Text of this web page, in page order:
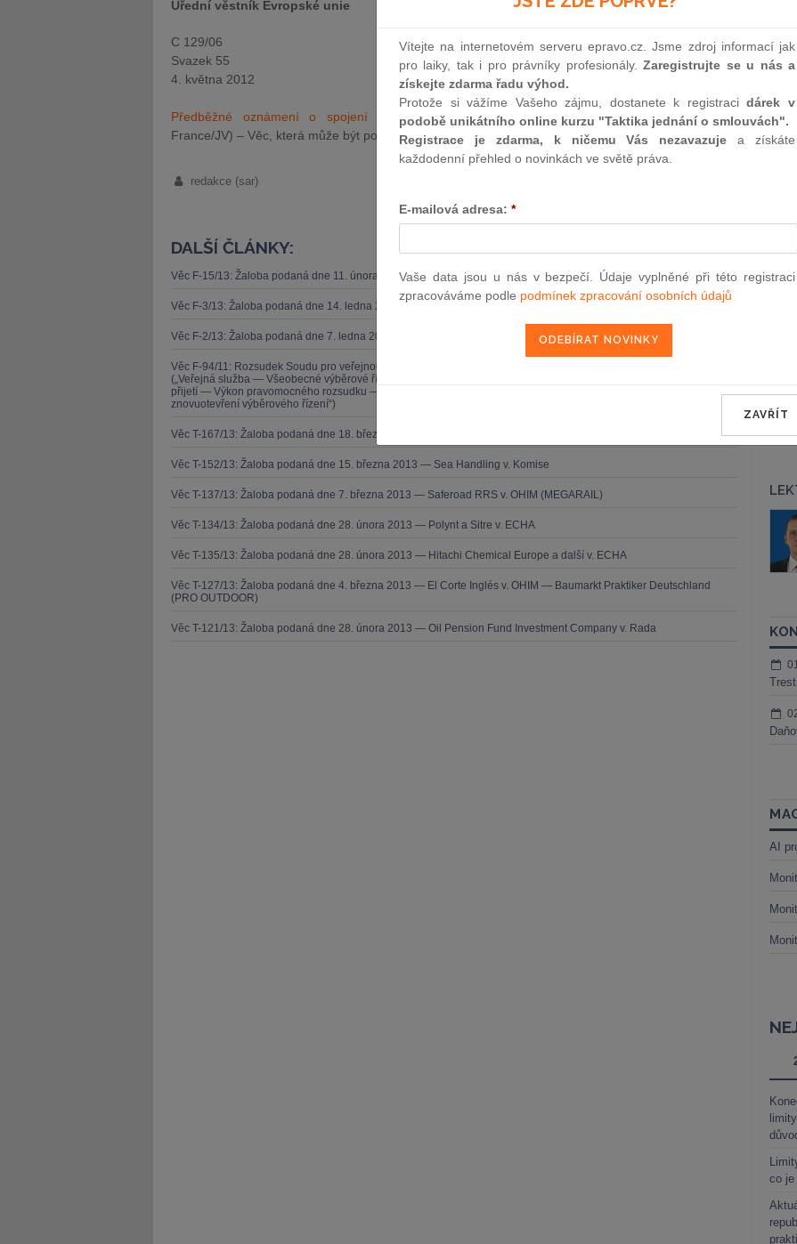
Úřední věstník Evropské unie
C 129/06
Svazek 55
4. května 2012
Předběžné oznámení o spojení podniků(Věc COMP/M.6585 – CNP Assurances/SwissLife
France/JV) – Věc, která může být posouzena zjednodušeným postupem (1)
redakce (sar)
DALŠÍ ČLÁNKY:
Věc F-15/13: Žaloba podaná dne 11. února 2013 — ZZ v. Komise
Věc F-3/13: Žaloba podaná dne 14. ledna 2013 — CK v. Komise
Věc F-2/13: Žaloba podaná dne 7. ledna 2013 — ZZ v. Komise
Věc F-94/11: Rozsudek Soudu pro veřejnou službu (druhého senátu) ze dne 21. března 2013 — Brune v. Komise
(„Veřejná služba — Všeobecné výběrové řízení — Zrušení rozhodnutí o nezapsání na seznam uchazečů vhodných k
přijetí — Výkon pravomocného rozsudku — Zásada legality — Námitka protiprávnosti vznesená proti rozhodnutí o
znovuotevření výběrového řízení“)
Věc T-167/13: Žaloba podaná dne 18. března 2013 — Comune di Milano v. Komise
Věc T-152/13: Žaloba podaná dne 15. března 2013 — Sea Handling v. Komise
Věc T-137/13: Žaloba podaná dne 7. března 2013 — Saferoad RRS v. OHIM (MEGARAIL)
Věc T-134/13: Žaloba podaná dne 28. února 2013 — Polynt a Sitre v. ECHA
Věc T-135/13: Žaloba podaná dne 28. února 2013 — Hitachi Chemical Europe a další v. ECHA
Věc T-127/13: Žaloba podaná dne 4. března 2013 — El Corte Inglés v. OHIM — Baumarkt Praktiker Deutschland
(PRO OUTDOOR)
Věc T-121/13: Žaloba podaná dne 28. února 2013 — Oil Pension Fund Investment Company v. Rada
JUDr. Tomáš Nielsen
JUDr. Tomáš Sokol
Kurzy lektora
AI
co je
Vítejte na internetovém serveru epravo.cz. Jsme zdroj informací jak
pro laiky, tak i pro právníky profesionály.Zaregistrujte se u nás a
získejte zdarma řadu výhod.
Protože si vážíme Vašeho zájmu, dostanete k registracidárek v
podobě unikátního online kurzu "Taktika jednání o smlouvách".
Registrace je zdarma, k ničemu Vás nezavazuje a získáte
každodenní přehled o novinkách ve světě práva.
E-mailová adresa: *
Vaše data jsou u nás v bezpečí. Údaje vyplněné při této registraci
zpracováváme podle podmínek zpracování osobních údajů
ZAVŘÍT